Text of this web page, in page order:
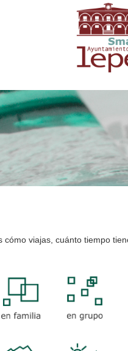
cómo viajas, cuánto tiempo
FAMILIA SOLO